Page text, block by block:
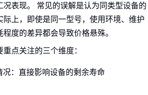
况表现。 常见的误解是认为同类型设备的
际上，即使是同一型号，使用环境、维护
度的差异都会导致价格悬殊。
点关注的三个维度：
况：直接影响设备的剩余寿命